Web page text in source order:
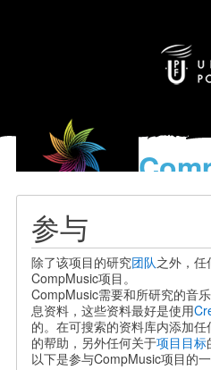
参与
除了该项目的研究团队之外，任
CompMusic项目。
CompMusic需要和所研究的音
息资料，这些资料最好是使用
的。 在可搜索的资料库内添加
的帮助， 另外任何关于项目目标
以下是参与CompMusic项目的